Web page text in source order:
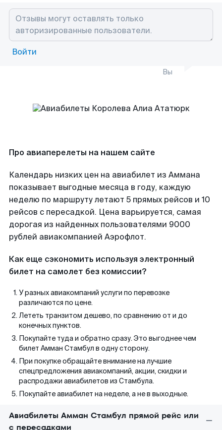
Войти
Вы
Про авиаперелеты на нашем сайте
Календарь низких цен на авиабилет из Аммана
показывает выгодные месяца в году, каждую
неделю по маршруту летают 5 прямых рейсов и 10
рейсов с пересадкой. Цена варьируется, самая
дорогая из найденных пользователями 9000
рублей авиакомпанией Аэрофлот.
Как еще сэкономить используя электронный
билет на самолет без комиссии?
У разных авиакомпаний услуги по перевозке
различаются по цене.
Лететь транзитом дешево, по сравнению от и до
конечных пунктов.
Покупайте туда и обратно сразу. Это выгоднее чем
билет Амман Стамбул в одну сторону.
При покупке обращайте внимание на лучшие
спецпредложения авиакомпаний, акции, скидки и
распродажи авиабилетов из Стамбула.
Покупайте авиабилет на неделе, а не в выходные.
Авиабилеты Амман Стамбул прямой рейс или
с пересадками